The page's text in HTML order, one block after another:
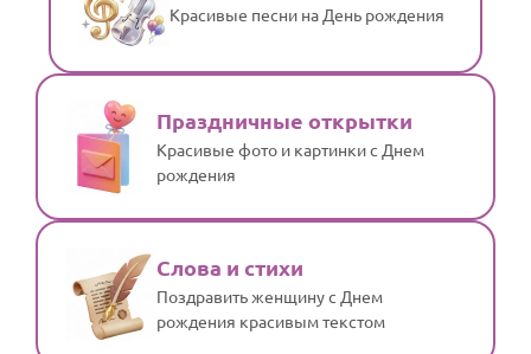
Красивые песни на День рождения
Праздничные открытки
Красивые фото и картинки с Днем
рождения
Слова и стихи
Поздравить женщину с Днем
рождения красивым текстом